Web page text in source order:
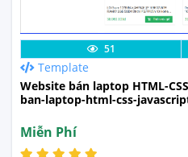
Lưu code
51
Template
Website bán laptop HTML-
ban-laptop-html-css-
Miễn Phí